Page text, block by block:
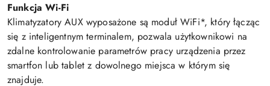
Funkcja Wi-Fi
Klimatyzatory AUX wyposażone są moduł WiFi*, który łącząc
się z inteligentnym terminalem, pozwala użytkownikowi na
zdalne kontrolowanie parametrów pracy urządzenia przez
smartfon lub tablet z dowolnego miejsca w którym się
znajduje.